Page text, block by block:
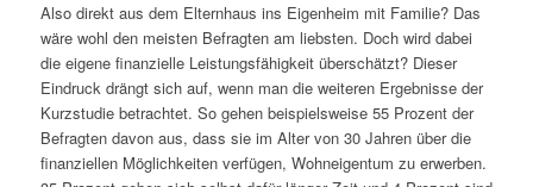
Also direkt aus dem Elternhaus ins Eigenheim mit Familie? Das
wäre wohl den meisten Befragten am liebsten. Doch wird dabei
die eigene finanzielle Leistungsfähigkeit überschätzt? Dieser
Eindruck drängt sich auf, wenn man die weiteren Ergebnisse der
Kurzstudie betrachtet. So gehen beispielsweise 55 Prozent der
Befragten davon aus, dass sie im Alter von 30 Jahren über die
finanziellen Möglichkeiten verfügen, Wohneigentum zu erwerben.